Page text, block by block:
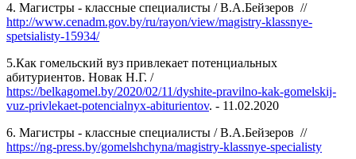
4. Магистры - классные специалисты /В.А.Бейзеров //
http://www.cenadm.gov.by/ru/rayon/view/magistry-klassnye-
spetsialisty-15934/
5.Как гомельский вуз привлекает потенциальных
абитуриентов. Новак Н.Г. /
https://belkagomel.by/2020/02/11/dyshite-pravilno-kak-gomelskij-
vuz-privlekaet-potencialnyx-abiturientov. - 11.02.2020
6. Магистры - классные специалисты /В.А.Бейзеров //
https://ng-press.by/gomelshchyna/magistry-klassnye-specialisty